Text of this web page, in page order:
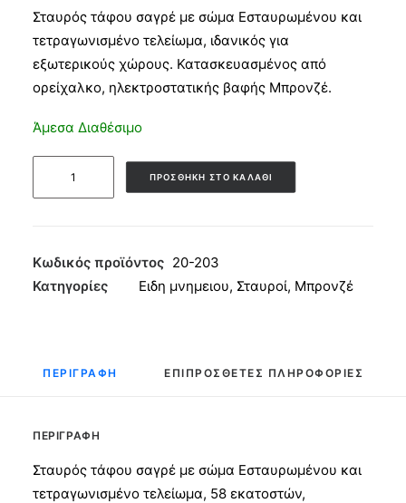
Σταυρός τάφου σαγρέ με σώμα Εσταυρωμένου και
τετραγωνισμένο τελείωμα, ιδανικός για
εξωτερικούς χώρους. Κατασκευασμένος από
ορείχαλκο, ηλεκτροστατικής βαφής Μπρονζέ.
Άμεσα Διαθέσιμο
Μπρονζέ
58εκ
ΠΡΟΣΘΉΚΗ ΣΤΟ ΚΑΛΆΘΙ
Κωδικός προϊόντος 20-203
Κατηγορίες
Ειδη μνημειου, Σταυροί, Μπρονζέ
ΠΕΡΙΓΡΑΦΉ ΕΠΙΠΡΌΣΘΕΤΕΣ ΠΛΗΡΟΦΟΡΊΕΣ
ΠΕΡΙΓΡΑΦΉ
Σταυρός τάφου σαγρέ με σώμα Εσταυρωμένου και
τετραγωνισμένο τελείωμα, 58 εκατοστών,